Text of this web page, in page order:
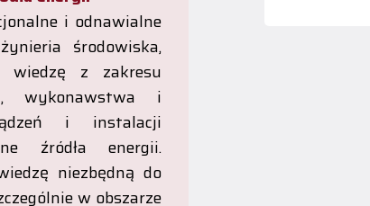
i odnawialne
środowiska,
wiedzę z zakresu
wykonawstwa i
i instalacji
źródła energii.
niezbędną do
w obszarze